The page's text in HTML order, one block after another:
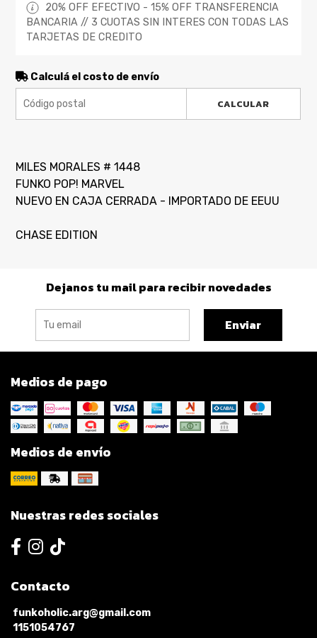
20% OFF EFECTIVO - 15% OFF TRANSFERENCIA
BANCARIA // 3 CUOTAS SIN INTERES CON TODAS LAS
TARJETAS DE CREDITO
Calculá el costo de envío
CALCULAR
MILES MORALES # 1448
FUNKO POP! MARVEL
NUEVO EN CAJA CERRADA - IMPORTADO DE EEUU
CHASE EDITION
Dejanos tu mail para recibir novedades
Enviar
Medios de pago
Medios de envío
Nuestras redes sociales
Contacto
funkoholic.arg@gmail.com
1151054767